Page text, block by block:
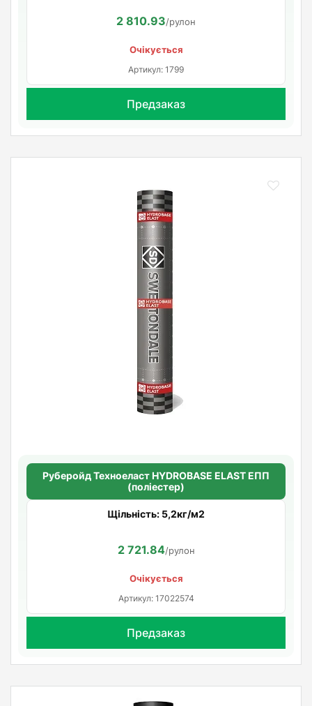
2 810.93/рулон
Очікується
Артикул: 1799
Предзаказ
Руберойд Техноеласт HYDROBASE ELAST ЕПП
(поліестер)
Щільність: 5,2кг/м2
2 721.84/рулон
Очікується
Артикул: 17022574
Предзаказ